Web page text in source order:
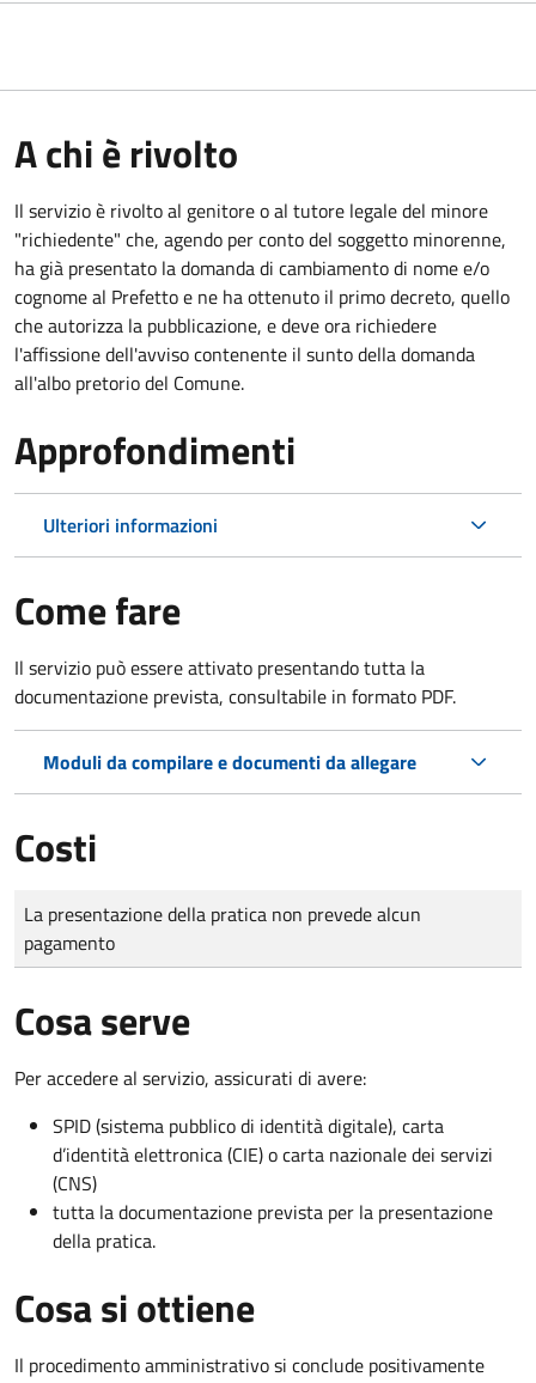
A chi è rivolto
Il servizio è rivolto al genitore o al tutore legale del minore
"richiedente" che, agendo per conto del soggetto minorenne,
ha già presentato la domanda di cambiamento di nome e/o
cognome al Prefetto e ne ha ottenuto il primo decreto, quello
che autorizza la pubblicazione, e deve ora richiedere
l'affissione dell'avviso contenente il sunto della domanda
all'albo pretorio del Comune.
Approfondimenti
Ulteriori informazioni
Come fare
Il servizio può essere attivato presentando tutta la
documentazione prevista, consultabile in formato PDF.
Moduli da compilare e documenti da allegare
Costi
Tipo di pagamento
Importo
La presentazione della pratica non prevede alcun
pagamento
Cosa serve
Per accedere al servizio, assicurati di avere:
SPID (sistema pubblico di identità digitale), carta
d’identità elettronica (CIE) o carta nazionale dei servizi
(CNS)
tutta la documentazione prevista per la presentazione
della pratica.
Cosa si ottiene
Il procedimento amministrativo si conclude positivamente